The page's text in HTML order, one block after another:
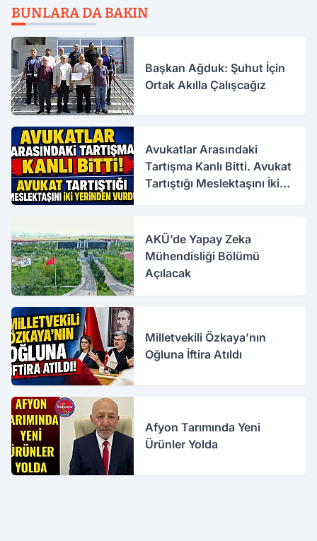
BUNLARA DA BAKIN
Başkan Ağduk: Şuhut İçin
Ortak Akılla Çalışcağız
Avukatlar Arasındaki
Tartışma Kanlı Bitti. Avukat
Tartıştığı Meslektaşını İki
AKÜ’de Yapay Zeka
Mühendisliği Bölümü
Açılacak
Milletvekili Özkaya’nın
Oğluna İftira Atıldı
Afyon Tarımında Yeni
Ürünler Yolda